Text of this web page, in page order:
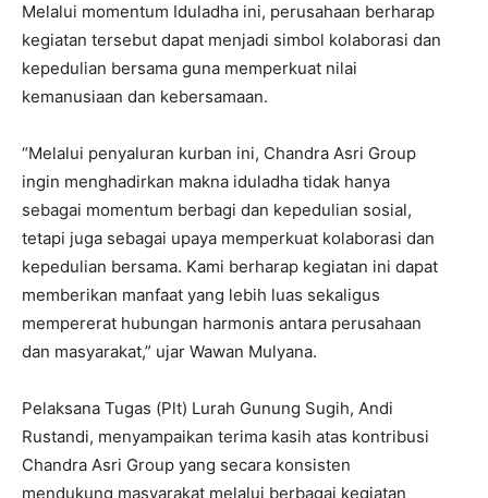
Melalui momentum Iduladha ini, perusahaan berharap
kegiatan tersebut dapat menjadi simbol kolaborasi dan
kepedulian bersama guna memperkuat nilai
kemanusiaan dan kebersamaan.
“Melalui penyaluran kurban ini, Chandra Asri Group
ingin menghadirkan makna iduladha tidak hanya
sebagai momentum berbagi dan kepedulian sosial,
tetapi juga sebagai upaya memperkuat kolaborasi dan
kepedulian bersama. Kami berharap kegiatan ini dapat
memberikan manfaat yang lebih luas sekaligus
mempererat hubungan harmonis antara perusahaan
dan masyarakat,” ujar Wawan Mulyana.
Pelaksana Tugas (Plt) Lurah Gunung Sugih, Andi
Rustandi, menyampaikan terima kasih atas kontribusi
Chandra Asri Group yang secara konsisten
mendukung masyarakat melalui berbagai kegiatan